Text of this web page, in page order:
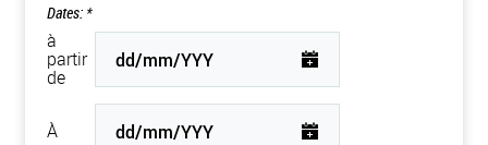
Dates: *
à
partir
de
À